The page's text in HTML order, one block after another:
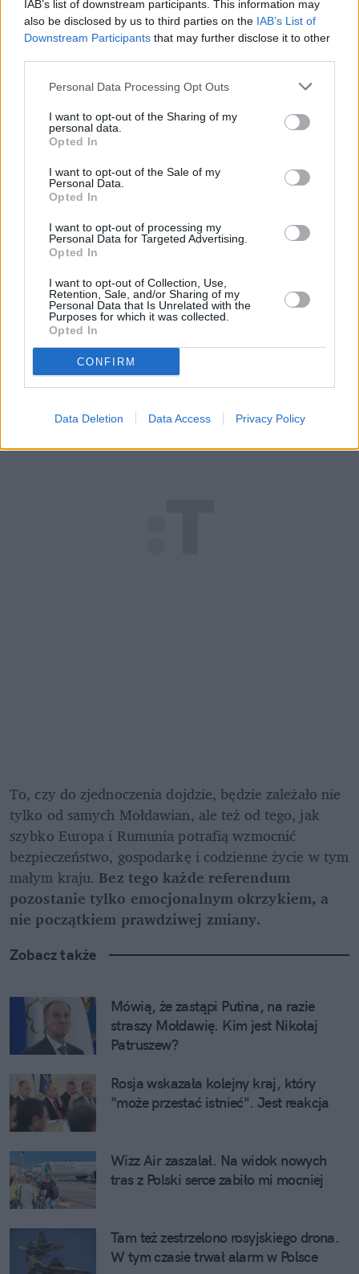
IAB’s list of downstream participants. This information may
also be disclosed by us to third parties on the IAB’s List of
Downstream Participants that may further disclose it to other
Personal Data Processing Opt Outs
I want to opt-out of the Sharing of my
personal data.
Opted In
I want to opt-out of the Sale of my
Personal Data.
Opted In
I want to opt-out of processing my
Personal Data for Targeted Advertising.
Opted In
I want to opt-out of Collection, Use,
Retention, Sale, and/or Sharing of my
Personal Data that Is Unrelated with the
Purposes for which it was collected.
Opted In
CONFIRM
Data Deletion Data Access Privacy Policy
wciąż boi się, że straci coś z własnej tożsamości
że ich kraj stanie się co najwyżej rumuńskim
regionem z historią w przypisach. Z drugiej strony
rośnie grupa tych, którzy patrzą na mapę i
Sandu – mówiąc, że zagłosowałaby "za" – "dokłada
cegiełkę" do tego przesunięcia nastrojów.
są sygnałem wysłanym zarówno do Brukseli, jak
i do Bukaresztu
buforem między Unią a Rosją, tylko częścią
stabilnego, większego organizmu politycznego.
REKLAMA
To, czy do zjednoczenia dojdzie, będzie zależało nie
tylko od samych Mołdawian, ale też od tego, jak
szybko Europa i Rumunia potrafią wzmocnić
bezpieczeństwo, gospodarkę i codzienne życie w tym
małym kraju. Bez tego każde referendum
pozostanie tylko emocjonalnym okrzykiem, a
nie początkiem prawdziwej zmiany.
Zobacz także
Mówią, że zastąpi Putina, na razie
straszy Mołdawię. Kim jest Nikołaj
Patruszew?
Rosja wskazała kolejny kraj, który
"może przestać istnieć". Jest reakcja
Wizz Air zaszalał. Na widok nowych
tras z Polski serce zabiło mi mocniej
Tam też zestrzelono rosyjskiego drona.
W tym czasie trwał alarm w Polsce